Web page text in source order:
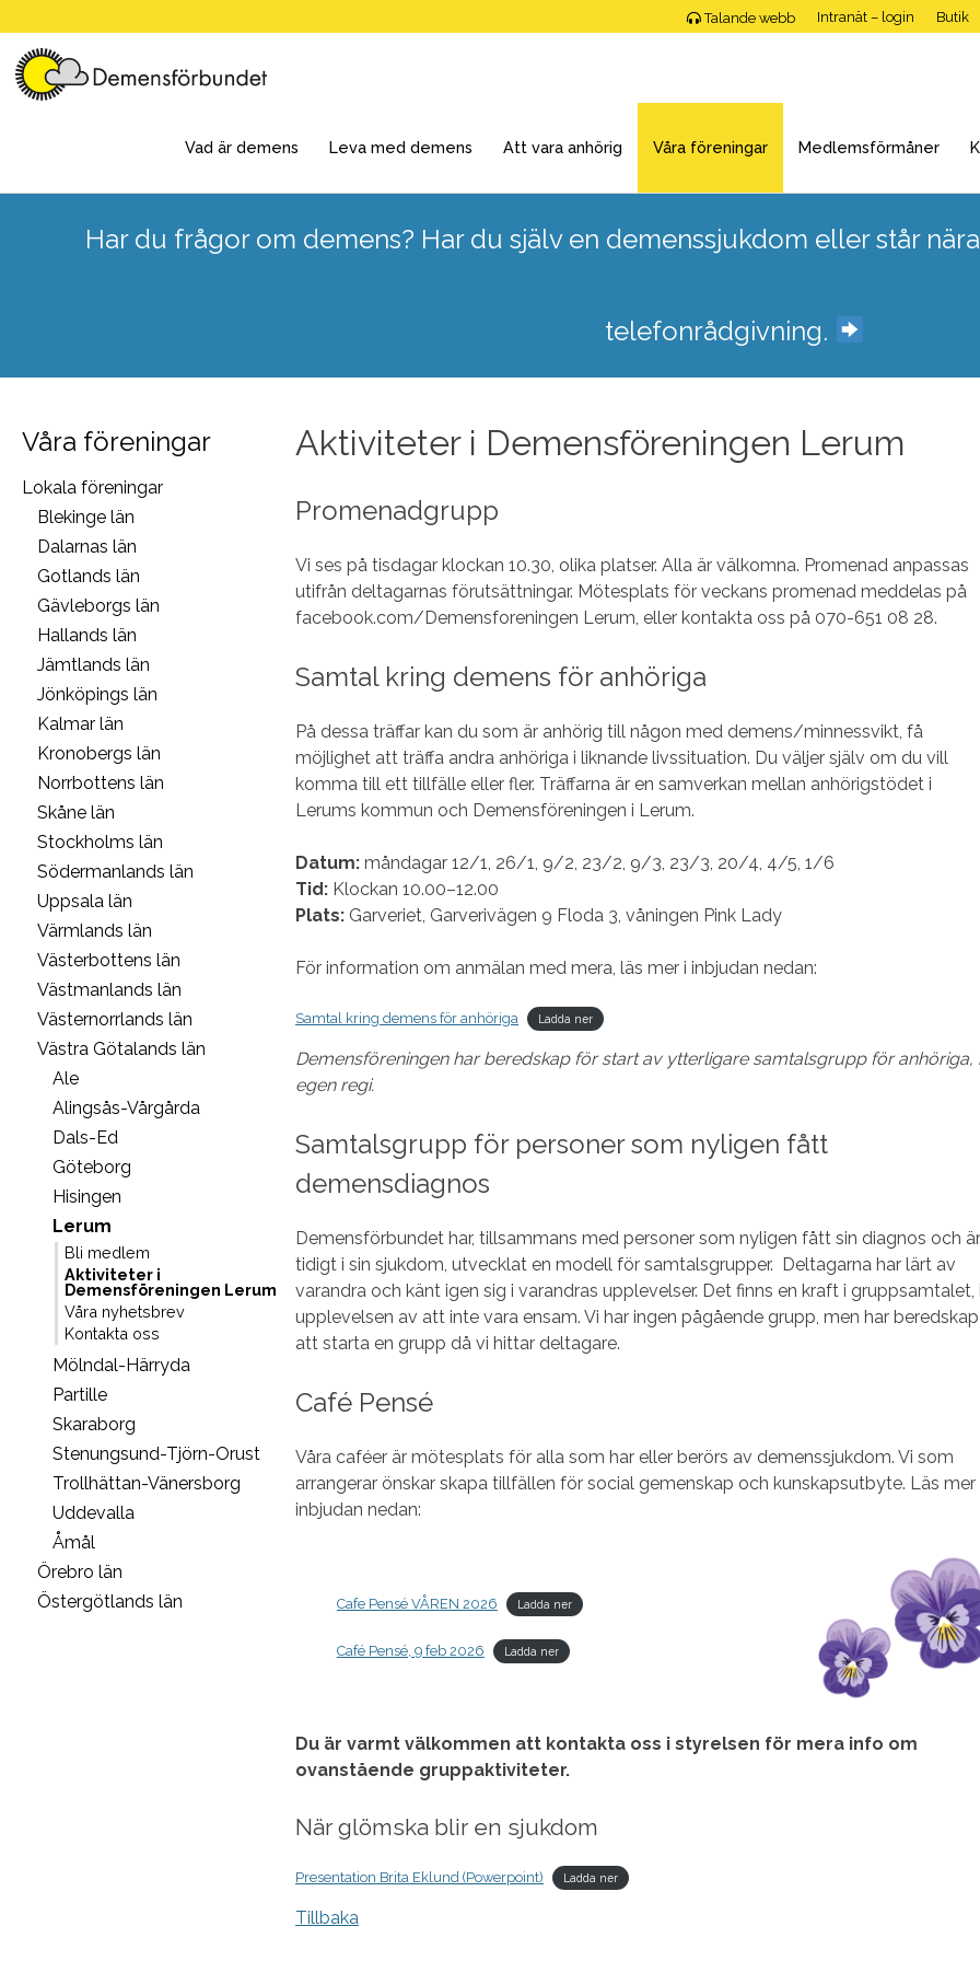
to
content
Talande webb Intranät – login Butik
Vad är demens Leva med demens Att vara anhörig Våra föreningar Medlemsförmåner
Har du frågor om demens? Har du själv en demenssjukdom eller står
telefonrådgivning.
Våra föreningar
Lokala föreningar
Blekinge län
Dalarnas län
Gotlands län
Gävleborgs län
Hallands län
Jämtlands län
Jönköpings län
Kalmar län
Kronobergs län
Norrbottens län
Skåne län
Stockholms län
Södermanlands län
Uppsala län
Värmlands län
Västerbottens län
Västmanlands län
Västernorrlands län
Västra Götalands län
Ale
Alingsås-Vårgårda
Dals-Ed
Göteborg
Hisingen
Lerum
Bli medlem
Aktiviteter i
Demensföreningen Lerum
Våra nyhetsbrev
Kontakta oss
Mölndal-Härryda
Partille
Skaraborg
Stenungsund-Tjörn-Orust
Trollhättan-Vänersborg
Uddevalla
Åmål
Örebro län
Östergötlands län
Aktiviteter i Demensföreningen Lerum
Promenadgrupp
Vi ses på tisdagar klockan 10.30, olika platser. Alla är välkomna. Promenad anpassas
utifrån deltagarnas förutsättningar. Mötesplats för veckans promenad meddelas på
facebook.com/Demensforeningen Lerum, eller kontakta oss på 070-651 08 28.
Samtal kring demens för anhöriga
På dessa träffar kan du som är anhörig till någon med demens/minnessvikt, få
möjlighet att träffa andra anhöriga i liknande livssituation. Du väljer själv om du vill
komma till ett tillfälle eller fler. Träffarna är en samverkan mellan anhörigstödet i
Lerums kommun och Demensföreningen i Lerum.
Datum: måndagar 12/1, 26/1, 9/2, 23/2, 9/3, 23/3, 20/4, 4/5, 1/6
Tid: Klockan 10.00–12.00
Plats: Garveriet, Garverivägen 9 Floda 3, våningen Pink Lady
För information om anmälan med mera, läs mer i inbjudan nedan:
Samtal kring demens för anhöriga Ladda ner
Demensföreningen har beredskap för start av ytterligare samtalsgrupp för anhöriga, i
egen regi.
Samtalsgrupp för personer som nyligen fått
demensdiagnos
Demensförbundet har, tillsammans med personer som nyligen fått sin diagnos och är
tidigt i sin sjukdom, utvecklat en modell för samtalsgrupper. Deltagarna har lärt av
varandra och känt igen sig i varandras upplevelser. Det finns en kraft i gruppsamtalet,
upplevelsen av att inte vara ensam. Vi har ingen pågående grupp, men har beredskap
att starta en grupp då vi hittar deltagare.
Café Pensé
Våra caféer är mötesplats för alla som har eller berörs av demenssjukdom. Vi som
arrangerar önskar skapa tillfällen för social gemenskap och kunskapsutbyte. Läs mer
inbjudan nedan:
Cafe Pensé VÅREN 2026 Ladda ner
Café Pensé, 9 feb 2026 Ladda ner
Du är varmt välkommen att kontakta oss i styrelsen för mera info om
ovanstående gruppaktiviteter.
När glömska blir en sjukdom
Presentation Brita Eklund (Powerpoint) Ladda ner
Tillbaka